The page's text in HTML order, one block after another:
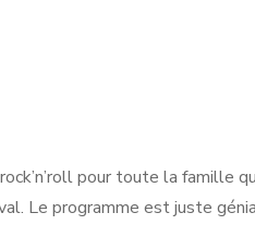
pour toute la famille
Le programme est juste